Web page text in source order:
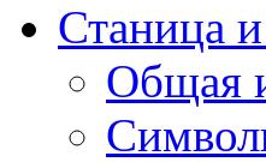
Станица
Общая